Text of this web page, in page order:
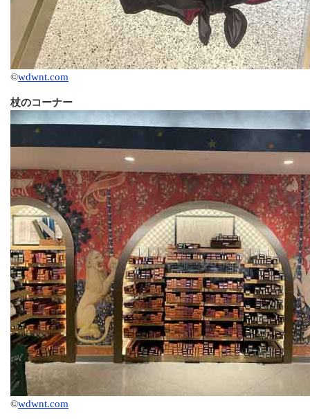
©wdwnt.com
杖のコーナー
©wdwnt.com